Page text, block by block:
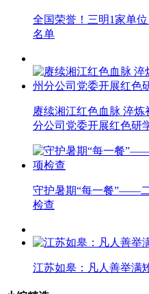
全国荣誉！三明1家单
名单
赓续湘江红色血脉 淬
分公司党委开展红色研
守护暑期“每一餐”——
检查
江苏如皋：凡人善举满